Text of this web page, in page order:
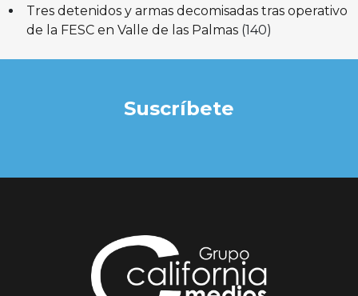
Tres detenidos y armas decomisadas tras operativo
de la FESC en Valle de las Palmas (140)
Suscríbete